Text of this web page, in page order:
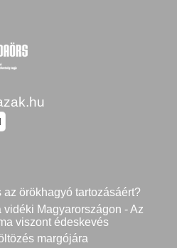
örökhagyó tartozásáért?
Magyarországon - Az
viszont édeskevés
margójára